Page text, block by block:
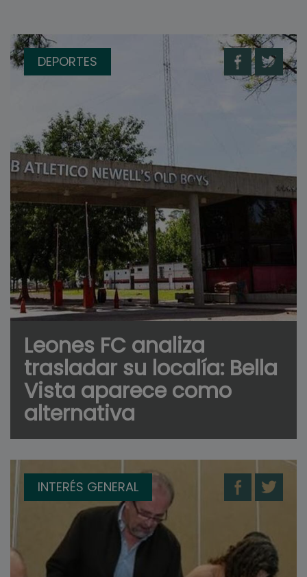
DEPORTES
Leones FC analiza
trasladar su localía: Bella
Vista aparece como
alternativa
INTERÉS GENERAL